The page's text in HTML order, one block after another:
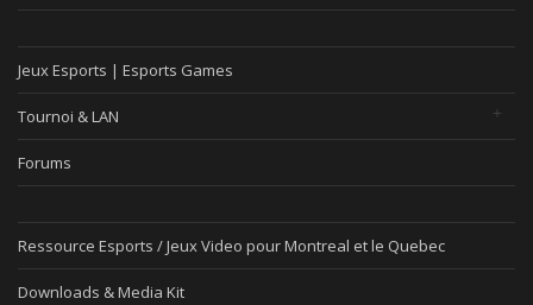
Jeux Esports | Esports Games
Tournoi & LAN
Forums
Ressource Esports / Jeux Video pour Montreal et le Quebec
Downloads & Media Kit